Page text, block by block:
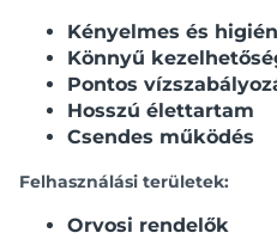
Kényelmes és
Könnyű
Pontos
Hosszú élettartam
Csendes működés
Felhasználási területek:
Orvosi rendelők